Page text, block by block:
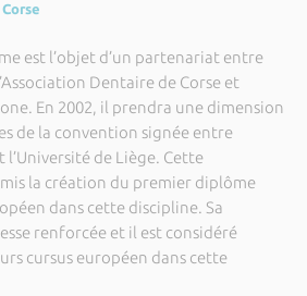
est l’objet d’un partenariat entre
Dentaire de Corse et
En 2002, il prendra une dimension
de la convention signée entre
l’Université de Liège. Cette
la création du premier diplôme
dans cette discipline. Sa
renforcée et il est considéré
cursus européen dans cette